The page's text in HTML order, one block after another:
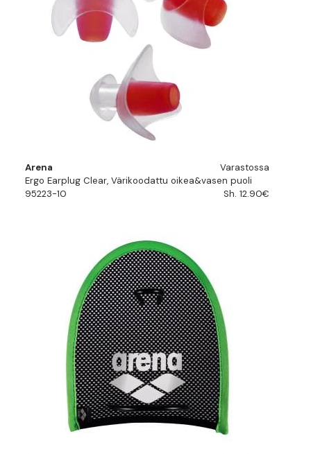
Arena
Varastossa
Ergo Earplug Clear, Värikoodattu oikea&vasen puoli
95223-10
Sh. 12.90€